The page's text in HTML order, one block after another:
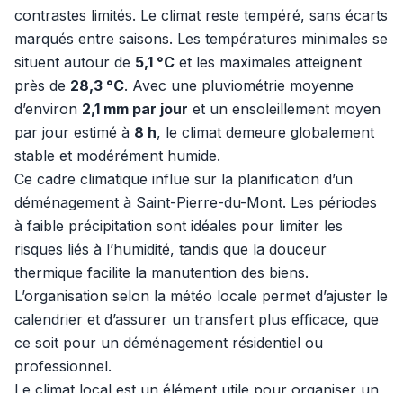
contrastes limités. Le climat reste tempéré, sans écarts
marqués entre saisons. Les températures minimales se
situent autour de 5,1 °C et les maximales atteignent
près de 28,3 °C. Avec une pluviométrie moyenne
d’environ 2,1 mm par jour et un ensoleillement moyen
par jour estimé à 8 h, le climat demeure globalement
stable et modérément humide.
Ce cadre climatique influe sur la planification d’un
déménagement à Saint-Pierre-du-Mont. Les périodes
à faible précipitation sont idéales pour limiter les
risques liés à l’humidité, tandis que la douceur
thermique facilite la manutention des biens.
L’organisation selon la météo locale permet d’ajuster le
calendrier et d’assurer un transfert plus efficace, que
ce soit pour un déménagement résidentiel ou
professionnel.
Le climat local est un élément utile pour organiser un